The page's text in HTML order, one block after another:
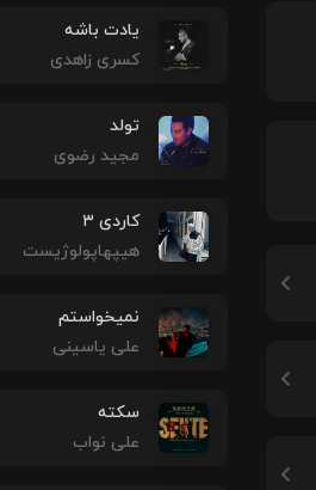
یادت باشه
کسری زاهدی
تولد
مجید رضوی
کاردی ۳
هیپهاپولوژیست
نمیخواستم
علی یاسینی
سکته
علی نواب